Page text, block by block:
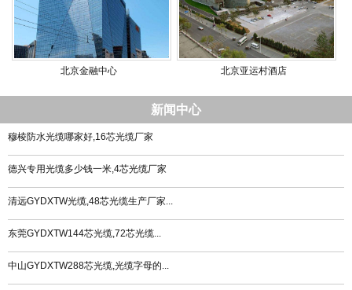
北京金融中心 北京亚运村酒店
新闻中心
穆棱防水光缆哪家好,16芯光缆厂家
德兴专用光缆多少钱一米,4芯光缆厂家
清远GYDXTW光缆,48芯光缆生产厂家...
东莞GYDXTW144芯光缆,72芯光缆...
中山GYDXTW288芯光缆,光缆字母的...